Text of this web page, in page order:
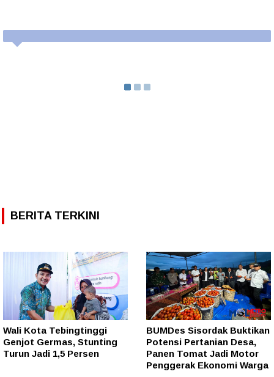
BERITA TERKINI
Wali Kota Tebingtinggi
Genjot Germas, Stunting
Turun Jadi 1,5 Persen
BUMDes Sisordak Buktikan
Potensi Pertanian Desa,
Panen Tomat Jadi Motor
Penggerak Ekonomi Warga